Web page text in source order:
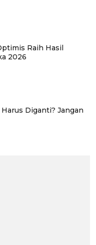
Raih Hasil
2026
Diganti? Jangan